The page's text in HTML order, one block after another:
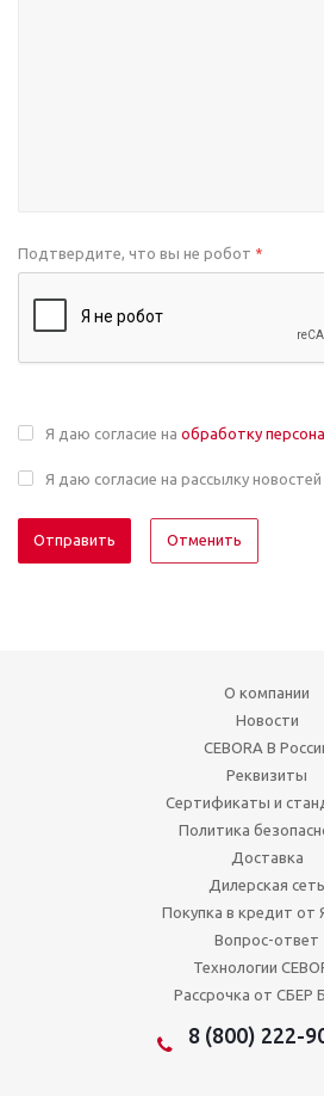
Подтвердите, что вы не робот *
Я даю согласие на обработку
Я даю согласие на рассылку
Отменить
О компании
Новости
CEBORA В
Реквизиты
Сертификаты и
Политика
Доставка
Дилерская сеть
Покупка в кредит от
Вопрос-ответ
Технологии
Рассрочка от СБЕР
8 (800) 222-